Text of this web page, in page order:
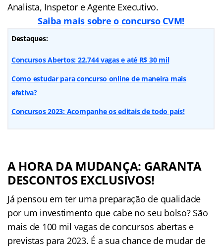
Analista, Inspetor e Agente Executivo.
Saiba mais sobre o concurso CVM!
Destaques:
Concursos Abertos: 22.744 vagas e até R$ 30 mil
Como estudar para concurso online de maneira mais
efetiva?
Concursos 2023: Acompanhe os editais de todo país!
A HORA DA MUDANÇA: GARANTA
DESCONTOS EXCLUSIVOS!
Já pensou em ter uma preparação de qualidade
por um investimento que cabe no seu bolso? São
mais de 100 mil vagas de concursos abertas e
previstas para 2023. É a sua chance de mudar de